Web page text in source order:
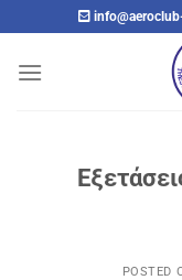
Μετάβαση
στο
περιεχόμενο
POSTED